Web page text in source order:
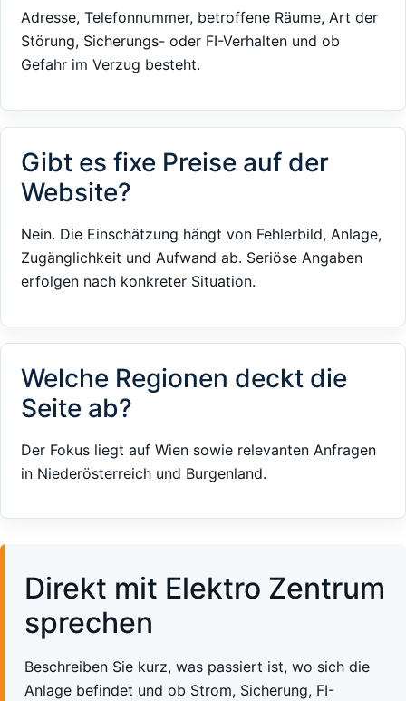
Adresse, Telefonnummer, betroffene Räume, Art der
Störung, Sicherungs- oder FI-Verhalten und ob
Gefahr im Verzug besteht.
Gibt es fixe Preise auf der
Website?
Nein. Die Einschätzung hängt von Fehlerbild, Anlage,
Zugänglichkeit und Aufwand ab. Seriöse Angaben
erfolgen nach konkreter Situation.
Welche Regionen deckt die
Seite ab?
Der Fokus liegt auf Wien sowie relevanten Anfragen
in Niederösterreich und Burgenland.
Direkt mit Elektro Zentrum
sprechen
Beschreiben Sie kurz, was passiert ist, wo sich die
Anlage befindet und ob Strom, Sicherung, FI-